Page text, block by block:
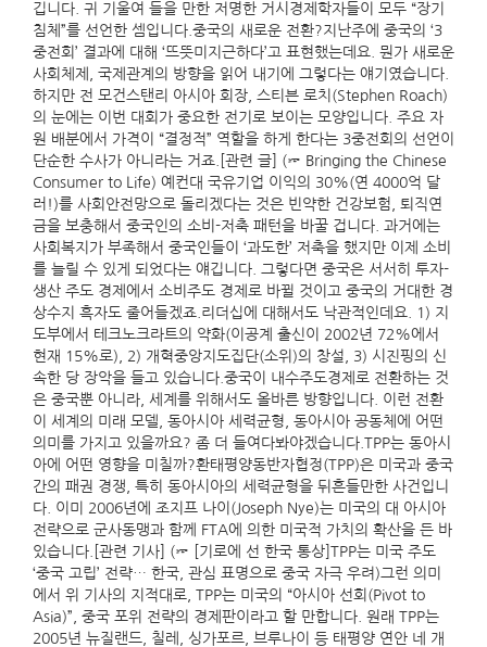
깁니다. 귀 기울여 들을 만한 저명한 거시경제학자들이 모두 “장기
침체”를 선언한 셈입니다.중국의 새로운 전환?지난주에 중국의 ‘3
중전회’ 결과에 대해 ‘뜨뜻미지근하다’고 표현했는데요. 뭔가 새로운
사회체제, 국제관계의 방향을 읽어 내기에 그렇다는 얘기였습니다.
하지만 전 모건스탠리 아시아 회장, 스티븐 로치(Stephen Roach)
의 눈에는 이번 대회가 중요한 전기로 보이는 모양입니다. 주요 자
원 배분에서 가격이 “결정적” 역할을 하게 한다는 3중전회의 선언이
단순한 수사가 아니라는 거죠.[관련 글] (☞ Bringing the Chinese
Consumer to Life) 예컨대 국유기업 이익의 30%(연 4000억 달
러!)를 사회안전망으로 돌리겠다는 것은 빈약한 건강보험, 퇴직연
금을 보충해서 중국인의 소비-저축 패턴을 바꿀 겁니다. 과거에는
사회복지가 부족해서 중국인들이 ‘과도한’ 저축을 했지만 이제 소비
를 늘릴 수 있게 되었다는 얘깁니다. 그렇다면 중국은 서서히 투자-
생산 주도 경제에서 소비주도 경제로 바뀔 것이고 중국의 거대한 경
상수지 흑자도 줄어들겠죠.리더십에 대해서도 낙관적인데요. 1) 지
도부에서 테크노크라트의 약화(이공계 출신이 2002년 72%에서
현재 15%로), 2) 개혁중앙지도집단(소위)의 창설, 3) 시진핑의 신
속한 당 장악을 들고 있습니다.중국이 내수주도경제로 전환하는 것
은 중국뿐 아니라, 세계를 위해서도 올바른 방향입니다. 이런 전환
이 세계의 미래 모델, 동아시아 세력균형, 동아시아 공동체에 어떤
의미를 가지고 있을까요? 좀 더 들여다봐야겠습니다.TPP는 동아시
아에 어떤 영향을 미칠까?환태평양동반자협정(TPP)은 미국과 중국
간의 패권 경쟁, 특히 동아시아의 세력균형을 뒤흔들만한 사건입니
다. 이미 2006년에 조지프 나이(Joseph Nye)는 미국의 대 아시아
전략으로 군사동맹과 함께 FTA에 의한 미국적 가치의 확산을 든 바
있습니다.[관련 기사] (☞ [기로에 선 한국 통상]TPP는 미국 주도
‘중국 고립’ 전략… 한국, 관심 표명으로 중국 자극 우려)그런 의미
에서 위 기사의 지적대로, TPP는 미국의 “아시아 선회(Pivot to
Asia)”, 중국 포위 전략의 경제판이라고 할 만합니다. 원래 TPP는
2005년 뉴질랜드, 칠레, 싱가포르, 브루나이 등 태평양 연안 네 개